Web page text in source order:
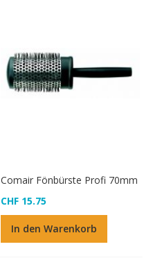
Comair Fönbürste Profi 70mm
CHF 15.75
In den Warenkorb